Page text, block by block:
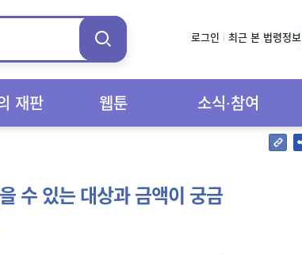
로그인 최근 본 법령정보
재판 웹툰 소식∙참여
수 있는 대상과 금액이 궁금